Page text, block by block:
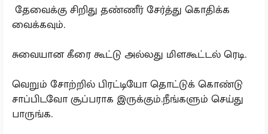
தேவைக்கு சிறிது தண்ணீர் சேர்த்து கொதிக்க
வைக்கவும்.
சுவையான கீரை கூட்டு அல்லது மிளகூட்டல் ரெடி.
வெறும் சோற்றில் பிரட்டியோ தொட்டுக் கொண்டு
சாப்பிடவோ சூப்பராக இருக்கும்.நீங்களும் செய்து
பாருங்க.